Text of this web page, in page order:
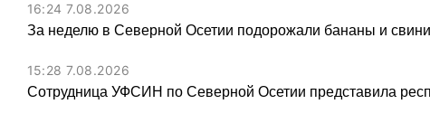
16:24 7.08.2026
За неделю в Северной Осетии подорожали бананы и
15:28 7.08.2026
Сотрудница УФСИН по Северной Осетии представила